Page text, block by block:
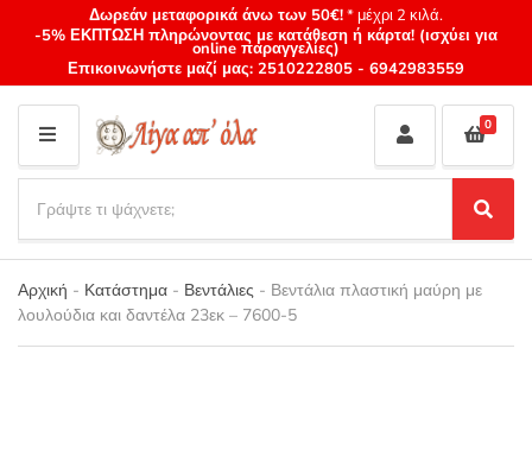
Δωρεάν μεταφορικά άνω των 50€!* μέχρι 2 κιλά.
-5% ΕΚΠΤΩΣΗ πληρώνοντας με κατάθεση ή κάρτα! (ισχύει για
online παραγγελίες)
Επικοινωνήστε μαζί μας: 2510222805 - 6942983559
M
E
N
U
Category
name
a
r
c
h
p
S
e
a
r
0
Αρχική - Κατάστημα - Βεντάλιες - Βεντάλια πλαστική μαύρη με
λουλούδια και δαντέλα 23εκ – 7600-5